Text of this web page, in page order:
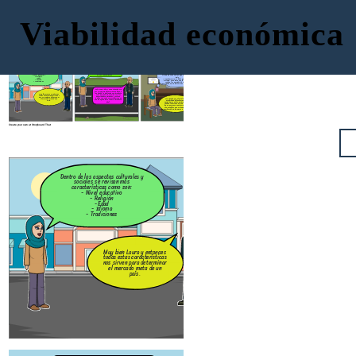
Viabilidad económica
Create your own at Storyboard That
- Nivel educativo
- Religión
-Edad
- Idioma
- Tradiciones
Muy bien Laura y entonces
todas estas características
nos sirven para determinar
el mercado meta de un
país.
de los consumidores.
Esto quiere decir que este aspecto
nos sirve para determinar en base a
la edad de la población que producto
es el indicado de acuerdo con las
necesidades existentes y esto se
realiza con cada característica que
sea de ayuda para tener el producto
ideal.
sirve para conocer las leyes o normas del
país .
- Transparencia, solidez y madurez del
sistema, sirve para que las empresas
tengan la seguridad de que están
invirtiendo en un país que es transparente.
Otro podría ser el nivel de
estabilidad del gobierno,
ayuda para que las empresas
tengan la certeza de que las
leyes, normas o regulaciones
son estables y no se pueden
cambiar de un momento a otro
Create your own at Storyboard That
Dentro de los aspectos culturales y
sociales se revisan más
características como son:
- Nivel educativo
- Religión
-Edad
- Idioma
- Tradiciones
Muy bien Laura y entonces
todas estas características
nos sirven para determinar
el mercado meta de un
país.